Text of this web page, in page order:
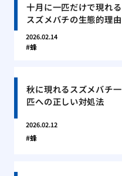
十月に一匹だけで現れる
スズメバチの生態的理由
2026.02.14
蜂
秋に現れるスズメバチ一
匹への正しい対処法
2026.02.12
蜂